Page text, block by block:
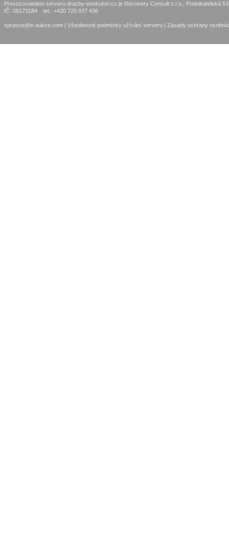
Provozovatelem serveru drazby-exekutori.cz je Recovery Consult s.r.o., Podnikatelská
IČ: 08173184 tel.: +420 725 937 436
spravce@e-aukce.com | Všeobecné podmínky užívání serveru | Zásady ochrany